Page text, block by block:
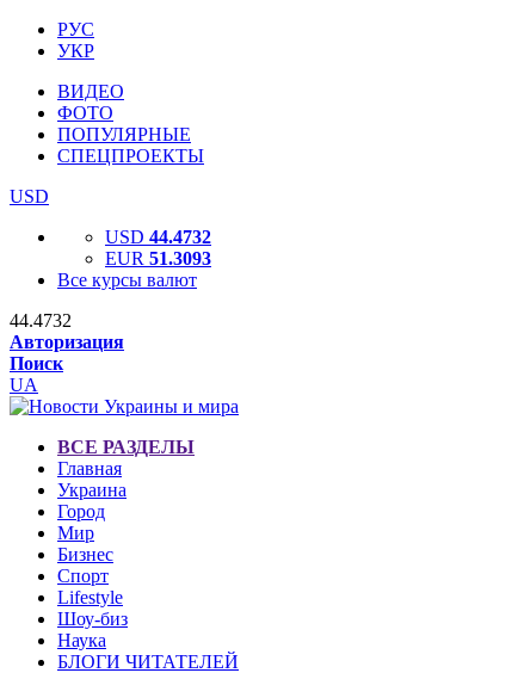
РУС
УКР
ВИДЕО
ФОТО
ПОПУЛЯРНЫЕ
СПЕЦПРОЕКТЫ
USD
USD 44.4732
EUR 51.3093
Все курсы валют
44.4732
Авторизация
Поиск
UA
ВСЕ РАЗДЕЛЫ
Главная
Украина
Город
Мир
Бизнес
Спорт
Lifestyle
Шоу-биз
Наука
БЛОГИ ЧИТАТЕЛЕЙ